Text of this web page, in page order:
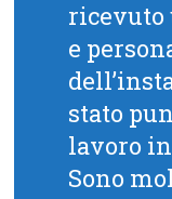
ricevuto
e
stato
lavoro
Sono